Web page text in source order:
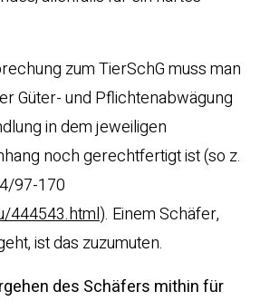
zum TierSchG muss man
Güter- und Pflichtenabwägung
in dem jeweiligen
noch gerechtfertigt ist (so z.
97-170
444543.html). Einem Schäfer,
ist das zuzumuten.
des Schäfers mithin für